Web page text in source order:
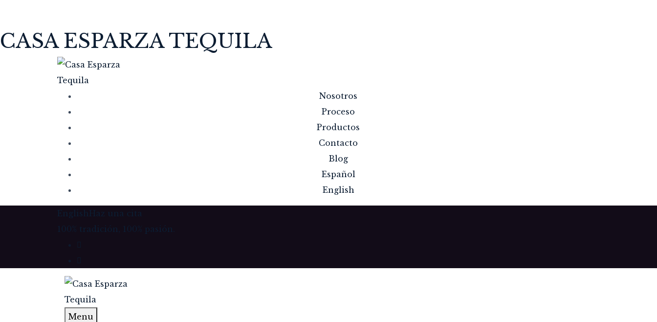
CASA ESPARZA TEQUILA
Nosotros
Proceso
Productos
Contacto
Blog
Español
English
EnglishHaz una cita
100% tradición, 100% pasión.
Menu